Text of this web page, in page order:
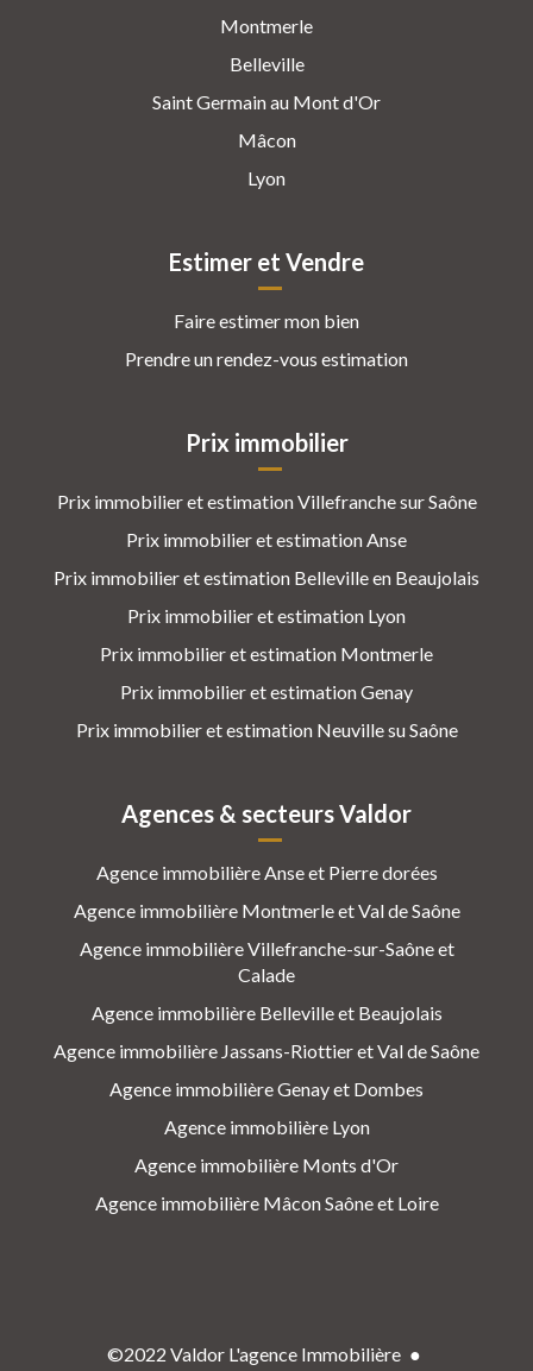
Montmerle
Belleville
Saint Germain au Mont d'Or
Mâcon
Lyon
Estimer et Vendre
Faire estimer mon bien
Prendre un rendez-vous estimation
Prix immobilier
Prix immobilier et estimation Villefranche sur Saône
Prix immobilier et estimation Anse
Prix immobilier et estimation Belleville en Beaujolais
Prix immobilier et estimation Lyon
Prix immobilier et estimation Montmerle
Prix immobilier et estimation Genay
Prix immobilier et estimation Neuville su Saône
Agences & secteurs Valdor
Agence immobilière Anse et Pierre dorées
Agence immobilière Montmerle et Val de Saône
Agence immobilière Villefranche-sur-Saône et
Calade
Agence immobilière Belleville et Beaujolais
Agence immobilière Jassans-Riottier et Val de Saône
Agence immobilière Genay et Dombes
Agence immobilière Lyon
Agence immobilière Monts d'Or
Agence immobilière Mâcon Saône et Loire
©2022 Valdor L'agence Immobilière